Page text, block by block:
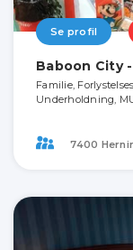
Se profil
Baboon City
Familie,
Underholdning,
7400